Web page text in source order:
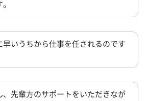
早いうちから仕事を任されるのです
、先輩方のサポートをいただきなが